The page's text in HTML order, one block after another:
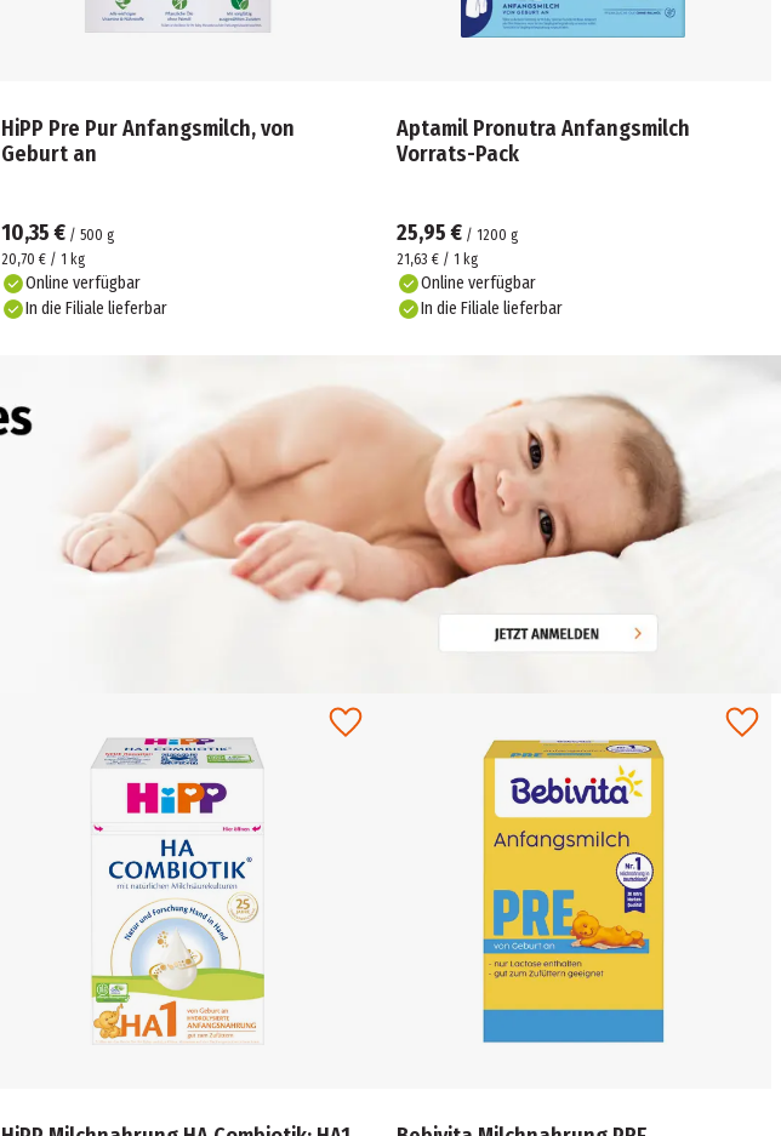
HiPP Pre Pur Anfangsmilch, von
Geburt an
10,35 €/ 500 g
20,70 € / 1 kg
Online verfügbar
In die Filiale lieferbar
Aptamil Pronutra Anfangsmilch
Vorrats-Pack
25,95 € / 1200 g
21,63 € / 1 kg
Online verfügbar
In die Filiale lieferbar